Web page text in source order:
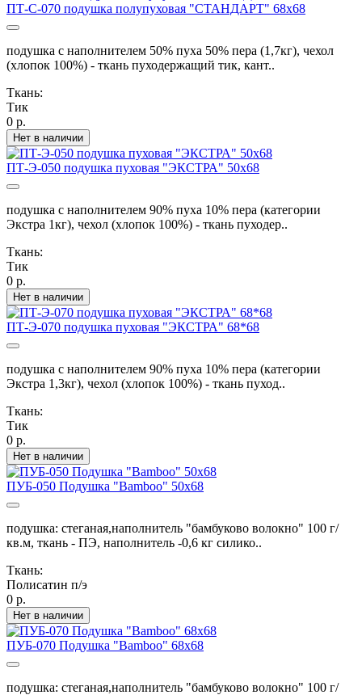
ПТ-С-070 подушка полупуховая "СТАНДАРТ" 68х68
подушка с наполнителем 50% пуха 50% пера (1,7кг), чехол
(хлопок 100%) - ткань пуходержащий тик, кант..
Ткань:
Тик
0 р.
Нет в наличии
ПТ-Э-050 подушка пуховая "ЭКСТРА" 50х68
подушка с наполнителем 90% пуха 10% пера (категории
Экстра 1кг), чехол (хлопок 100%) - ткань пуходер..
Ткань:
Тик
0 р.
Нет в наличии
ПТ-Э-070 подушка пуховая "ЭКСТРА" 68*68
подушка с наполнителем 90% пуха 10% пера (категории
Экстра 1,3кг), чехол (хлопок 100%) - ткань пуход..
Ткань:
Тик
0 р.
Нет в наличии
ПУБ-050 Подушка "Bamboo" 50х68
подушка: стеганая,наполнитель "бамбуково волокно" 100 г/
кв.м, ткань - ПЭ, наполнитель -0,6 кг силико..
Ткань:
Полисатин п/э
0 р.
Нет в наличии
ПУБ-070 Подушка "Bamboo" 68х68
подушка: стеганая,наполнитель "бамбуково волокно" 100 г/